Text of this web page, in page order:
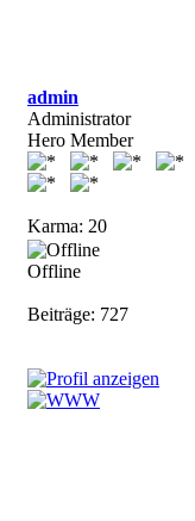
admin
Administrator
Hero Member
Karma: 20
Offline
Beiträge: 727